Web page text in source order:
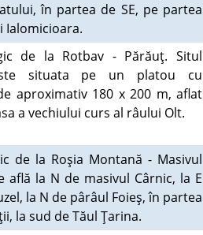
în partea de SE, pe partea
Ialomicioara.
de la Rotbav - Părăuţ. Situl
situata pe un platou cu
aproximativ 180 x 200 m, aflat
a vechiului curs al râului Olt.
de la Roşia Montană - Masivul
află la N de masivul Cârnic, la E
la N de pârâul Foieş, în partea
la sud de Tăul Ţarina.